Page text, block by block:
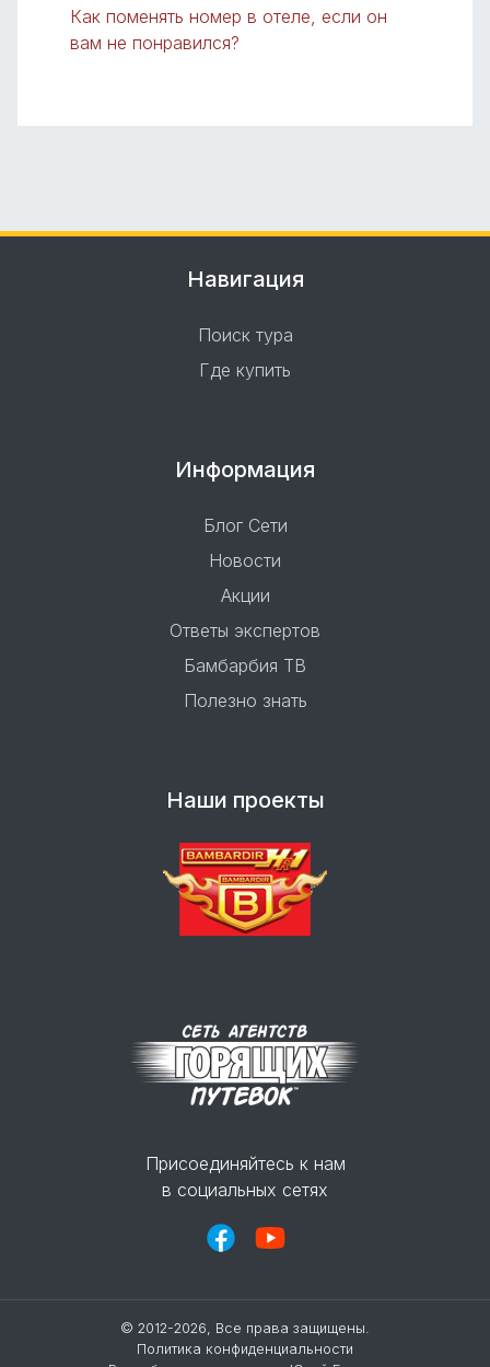
Как поменять номер в отеле, если он
вам не понравился?
Навигация
Поиск тура
Где купить
Информация
Блог Сети
Новости
Акции
Ответы экспертов
Бамбарбия ТВ
Полезно знать
Наши проекты
Присоединяйтесь к нам
в социальных сетях
© 2012-2026, Все права защищены.
Политика конфиденциальности